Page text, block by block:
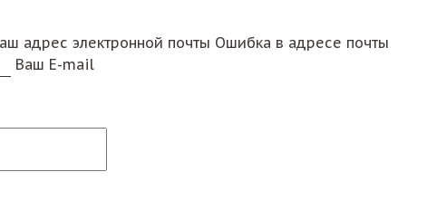
адрес электронной почты Ошибка в адресе почты
Ваш E-mail